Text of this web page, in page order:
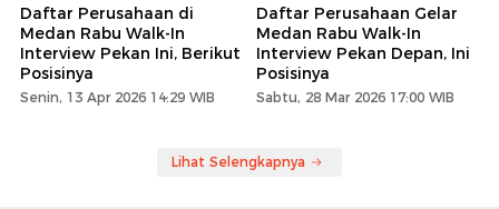
Daftar Perusahaan di
Medan Rabu Walk-In
Interview Pekan Ini, Berikut
Posisinya
Senin, 13 Apr 2026 14:29 WIB
Daftar Perusahaan Gelar
Medan Rabu Walk-In
Interview Pekan Depan, Ini
Posisinya
Sabtu, 28 Mar 2026 17:00 WIB
Lihat Selengkapnya